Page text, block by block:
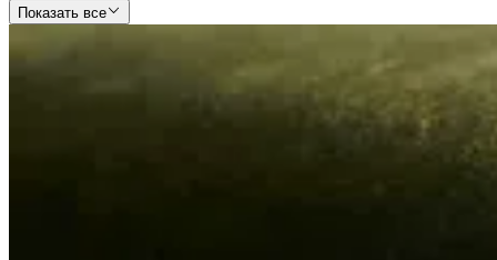
Показать все